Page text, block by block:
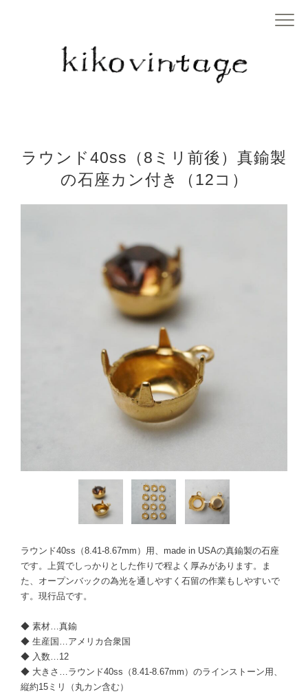
ラウンド40ss（8ミリ前後）真鍮製
の石座カン付き（12コ）
ラウンド40ss（8.41-8.67mm）用、made in USAの真鍮製の石座
です。上質でしっかりとした作りで程よく厚みがあります。ま
た、オープンバックの為光を通しやすく石留の作業もしやすいで
す。現行品です。
◆ 素材…真鍮
◆ 生産国…アメリカ合衆国
◆ 入数…12
◆ 大きさ…ラウンド40ss（8.41-8.67mm）のラインストーン用、
縦約15ミリ（丸カン含む）